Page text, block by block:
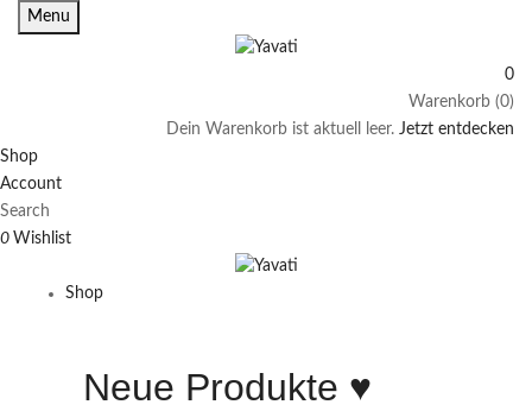
Menu
0
Warenkorb (0)
Dein Warenkorb ist aktuell leer. Jetzt entdecken
Shop
Account
Search
0 Wishlist
Shop
Neue Produkte ♥️